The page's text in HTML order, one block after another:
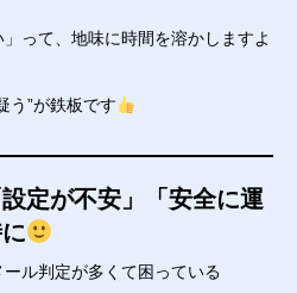
」って、地味に時間を溶かしますよ
う”が鉄板です
定が不安」「安全に運
ル判定が多くて困っている